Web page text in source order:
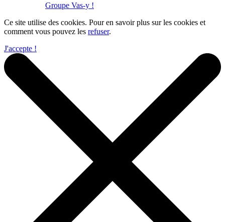
Groupe Vas-y !
Ce site utilise des cookies. Pour en savoir plus sur les cookies et
comment vous pouvez les refuser.
J'accepte !